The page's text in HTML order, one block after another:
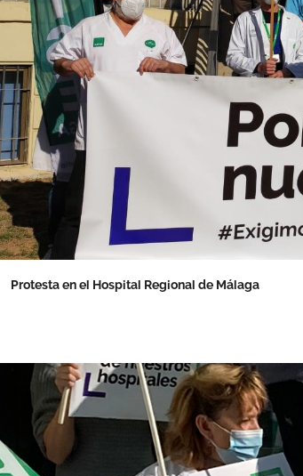
Protesta en el Hospital Regional de Málaga